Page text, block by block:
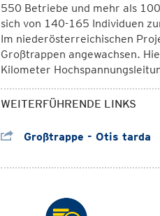
550 Betriebe und mehr als
sich von 140-165 Individuen
Im niederösterreichischen
Großtrappen angewachsen.
Kilometer
WEITERFÜHRENDE LINKS
Großtrappe - Otis tarda